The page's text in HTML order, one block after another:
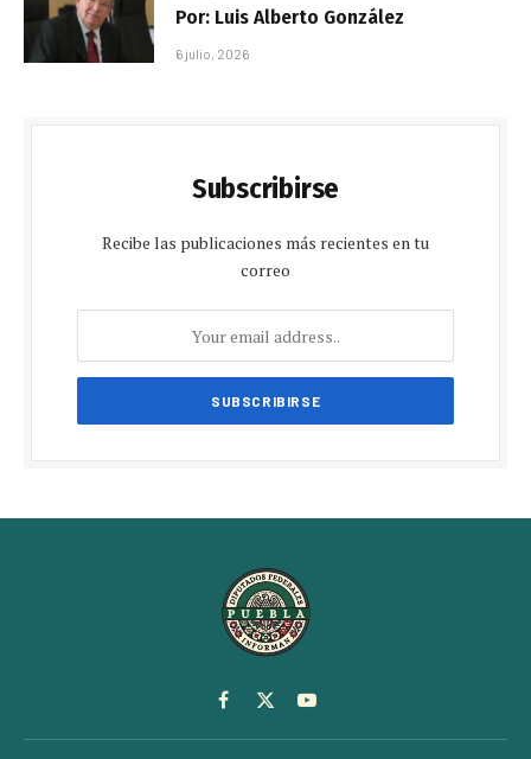
Por: Luis Alberto González
6 julio, 2026
Subscribirse
Recibe las publicaciones más recientes en tu
correo
Facebook
X
(Twitter)
YouTube